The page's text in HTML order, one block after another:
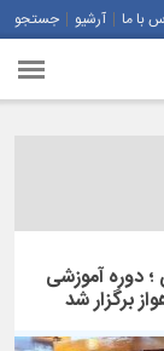
با ما آرشیو جستجو
دوره آموزشی
برگزار شد